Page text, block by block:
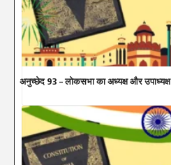
अनुच्छेद 93 – लोकसभा का अध्यक्ष और उपाध्यक्ष